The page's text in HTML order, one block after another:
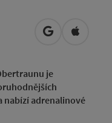
Otevřít vOtevřít
je
nabízí adrenalinové